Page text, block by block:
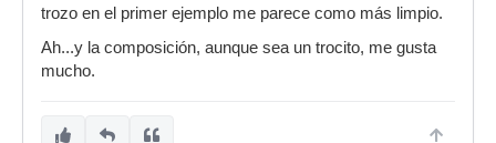
trozo en el primer ejemplo me parece como más limpio.
Ah...y la composición, aunque sea un trocito, me gusta
mucho.